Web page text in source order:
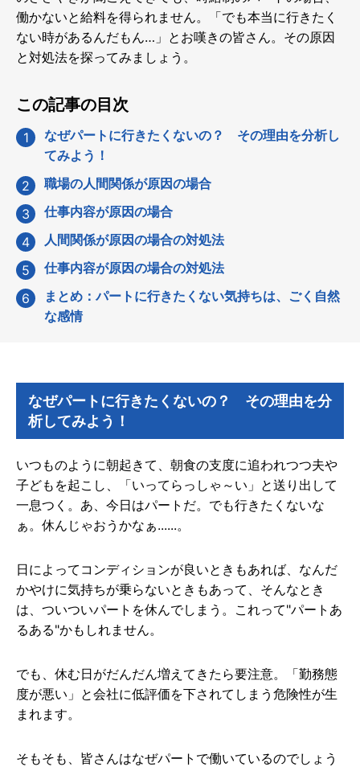
働かないと給料を得られません。「でも本当に行きたく
ない時があるんだもん…」とお嘆きの皆さん。その原因
と対処法を探ってみましょう。
この記事の目次
なぜパートに行きたくないの？ その理由を分析し
てみよう！
職場の人間関係が原因の場合
仕事内容が原因の場合
人間関係が原因の場合の対処法
仕事内容が原因の場合の対処法
まとめ：パートに行きたくない気持ちは、ごく自然
な感情
なぜパートに行きたくないの？ その理由を分
析してみよう！
いつものように朝起きて、朝食の支度に追われつつ夫や
子どもを起こし、「いってらっしゃ～い」と送り出して
一息つく。あ、今日はパートだ。でも行きたくないな
ぁ。休んじゃおうかなぁ......。
日によってコンディションが良いときもあれば、なんだ
かやけに気持ちが乗らないときもあって、そんなとき
は、ついついパートを休んでしまう。これって"パートあ
るある"かもしれません。
でも、休む日がだんだん増えてきたら要注意。「勤務態
度が悪い」と会社に低評価を下されてしまう危険性が生
まれます。
そもそも、皆さんはなぜパートで働いているのでしょう